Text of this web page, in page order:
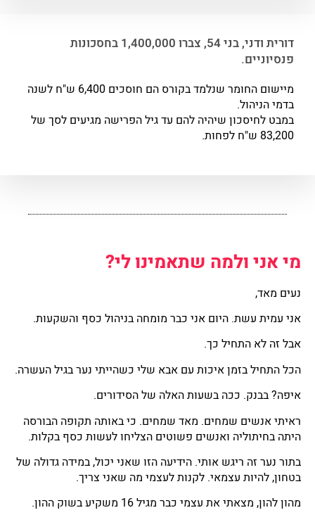
דורית ודני, בני 54, צברו 1,400,000 בחסכונות
פנסיוניים.
מיישום החומר שנלמד בקורס הם חוסכים 6,400 ש"ח לשנה
בדמי הניהול.
במבט לחיסכון שיהיה להם עד גיל הפרישה מגיעים לסך של
83,200 ש"ח לפחות.
מי אני ולמה שתאמינו לי?
נעים מאד,
אני עמית עשת. היום אני כבר מומחה בניהול כסף והשקעות.
אבל זה לא התחיל כך.
הכל התחיל בזמן איכות עם אבא שלי כשהייתי נער בגיל העשרה.
איפה? בבנק. ככה בשעות האלה של הסידורים.
ראיתי אנשים שמחים. מאד שמחים. כי באותה תקופה הבורסה
היתה בחיתוליה ואנשים פשוטים הצליחו לעשות כסף בקלות.
בתור נער זה ריגש אותי. הידיעה הזו שאני יכול, במידה גדולה של
בטחון, להיות עצמאי. לקנות לעצמי מה שאני צריך.
מהון להון, מצאתי את עצמי כבר מגיל 16 משקיע בשוק ההון.